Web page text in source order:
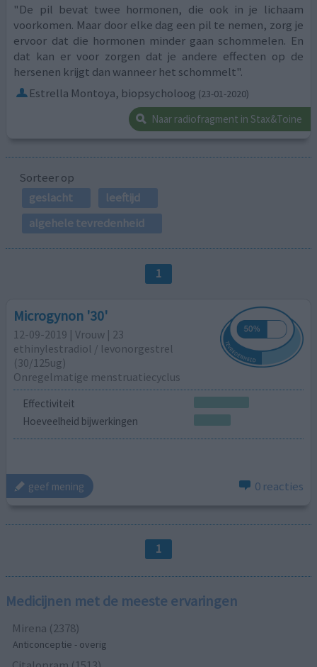
"De pil bevat twee hormonen, die ook in je lichaam
voorkomen. Maar door elke dag een pil te nemen, zorg je
ervoor dat die hormonen minder gaan schommelen. En
dat kan er voor zorgen dat je andere effecten op de
hersenen krijgt dan wanneer het schommelt".
Estrella Montoya, biopsycholoog (23-01-2020)
Naar radiofragment in Stax&Toine
Sorteer op
geslacht
leeftijd
algehele tevredenheid
1
Microgynon '30'
12-09-2019 | Vrouw | 23
ethinylestradiol / levonorgestrel
(30/125ug)
Onregelmatige menstruatiecyclus
Effectiviteit
Hoeveelheid bijwerkingen
geef mening 0 reacties
1
Medicijnen met de meeste ervaringen
Mirena (2378)
Anticonceptie - overig